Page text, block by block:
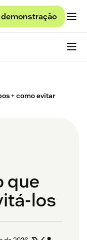
demonstração
+ como evitar
que
los